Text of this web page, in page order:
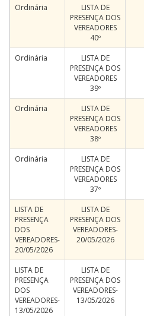
Ordinária
LISTA DE
PRESENÇA DOS
VEREADORES
40º
Ordinária
LISTA DE
PRESENÇA DOS
VEREADORES
39º
Ordinária
LISTA DE
PRESENÇA DOS
VEREADORES
38º
Ordinária
LISTA DE
PRESENÇA DOS
VEREADORES
37º
LISTA DE
PRESENÇA
DOS
VEREADORES-
20/05/2026
LISTA DE
PRESENÇA DOS
VEREADORES-
20/05/2026
LISTA DE
PRESENÇA
DOS
VEREADORES-
13/05/2026
LISTA DE
PRESENÇA DOS
VEREADORES-
13/05/2026